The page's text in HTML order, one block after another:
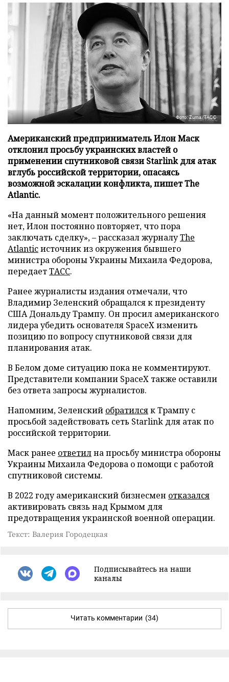
Фото: Zuma/ТАСС
Американский предприниматель Илон Маск
отклонил просьбу украинских властей о
применении спутниковой связи Starlink для атак
вглубь российской территории, опасаясь
возможной эскалации конфликта, пишет The
Atlantic.
«На данный момент положительного решения
нет, Илон постоянно повторяет, что пора
заключать сделку», – рассказал журналуThe
Atlanticисточник из окружения бывшего
министра обороны Украины Михаила Федорова,
передаетТАСС.
Ранее журналисты издания отмечали, что
Владимир Зеленский обращался к президенту
США Дональду Трампу. Он просил американского
лидера убедить основателя SpaceX изменить
позицию по вопросу спутниковой связи для
планирования атак.
В Белом доме ситуацию пока не комментируют.
Представители компании SpaceX также оставили
без ответа запросы журналистов.
Напомним, Зеленский обратилсяк Трампу с
просьбой задействовать сеть Starlink для атак по
российской территории.
Маск ранее ответилна просьбу министра обороны
Украины Михаила Федорова о помощи с работой
спутниковой системы.
В 2022 году американский бизнесмен отказался
активировать связь над Крымом для
предотвращения украинской военной операции.
Текст: Валерия Городецкая
Подписывайтесь на наши
каналы
Читать комментарии (34)